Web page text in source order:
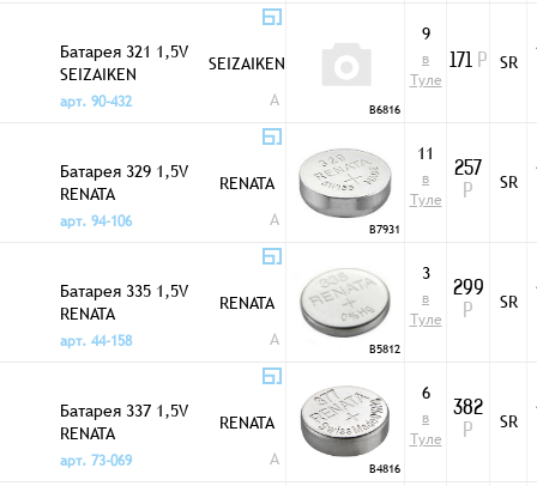
Батарея 321 1,5V
SEIZAIKEN
SEIZAIKEN
арт. 90-432
A B6816
9
в
Туле
171 Р SR
Батарея 329 1,5V
RENATA
RENATA
арт. 94-106
A B7931
11
в
Туле
257
Р
SR
Батарея 335 1,5V
RENATA
RENATA
арт. 44-158
A B5812
3
в
Туле
299
Р
SR
Батарея 337 1,5V
RENATA
RENATA
арт. 73-069
A B4816
6
в
Туле
382
Р
SR